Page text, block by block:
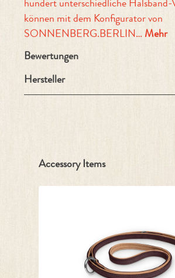
hundert unterschiedliche Halsband-
können mit dem Konfigurator von
SONNENBERG.BERLIN… Mehr
Bewertungen
Hersteller
Produktgalerie überspringen
Accessory Items